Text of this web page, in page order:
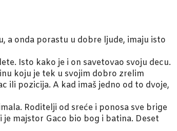
a onda porastu u dobre ljude, imaju isto
Isto kako je i on savetovao svoju decu.
koju je tek u svojim dobro zrelim
ili pozicija. A kad imaš jedno od to dvoje,
Roditelji od sreće i ponosa sve brige
je majstor Gaco bio bog i batina. Deset